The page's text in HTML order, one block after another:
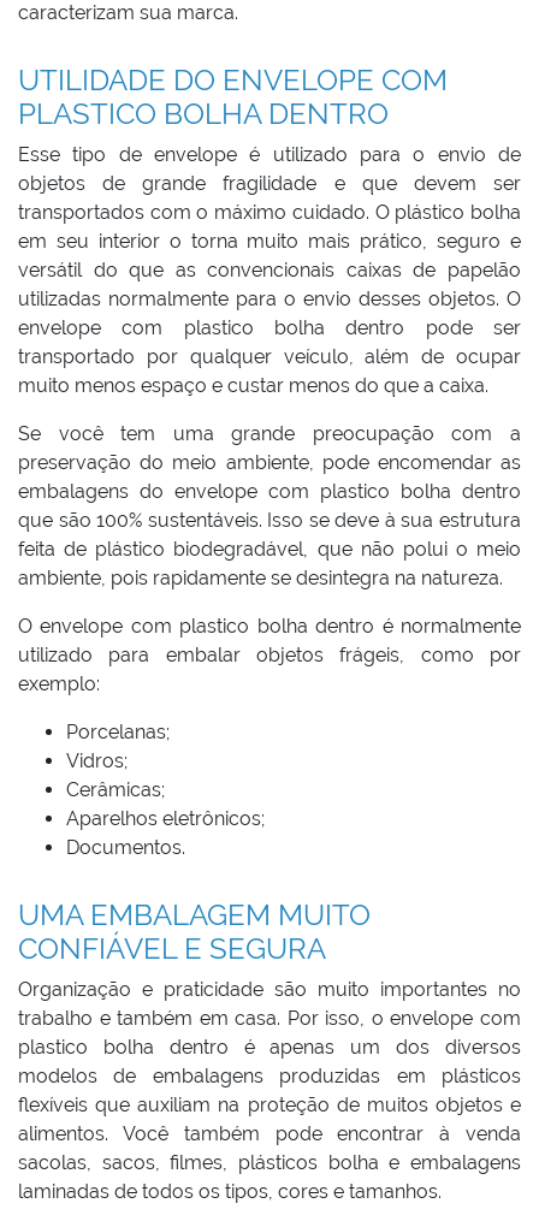
caracterizam sua marca.
UTILIDADE DO ENVELOPE COM
PLASTICO BOLHA DENTRO
Esse tipo de envelope é utilizado para o envio de
objetos de grande fragilidade e que devem ser
transportados com o máximo cuidado. O plástico bolha
em seu interior o torna muito mais prático, seguro e
versátil do que as convencionais caixas de papelão
utilizadas normalmente para o envio desses objetos. O
envelope com plastico bolha dentro pode ser
transportado por qualquer veículo, além de ocupar
muito menos espaço e custar menos do que a caixa.
Se você tem uma grande preocupação com a
preservação do meio ambiente, pode encomendar as
embalagens do envelope com plastico bolha dentro
que são 100% sustentáveis. Isso se deve à sua estrutura
feita de plástico biodegradável, que não polui o meio
ambiente, pois rapidamente se desintegra na natureza.
O envelope com plastico bolha dentro é normalmente
utilizado para embalar objetos frágeis, como por
exemplo:
Porcelanas;
Vidros;
Cerâmicas;
Aparelhos eletrônicos;
Documentos.
UMA EMBALAGEM MUITO
CONFIÁVEL E SEGURA
Organização e praticidade são muito importantes no
trabalho e também em casa. Por isso, o envelope com
plastico bolha dentro é apenas um dos diversos
modelos de embalagens produzidas em plásticos
flexíveis que auxiliam na proteção de muitos objetos e
alimentos. Você também pode encontrar à venda
sacolas, sacos, filmes, plásticos bolha e embalagens
laminadas de todos os tipos, cores e tamanhos.